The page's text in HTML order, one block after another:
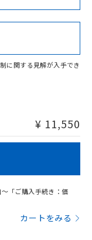
Cr(VI)
ます。
合状況ページへ
らご検索ください
に関する見解が入手でき
¥ 11,550
「ご購入手続き：価
カートをみる